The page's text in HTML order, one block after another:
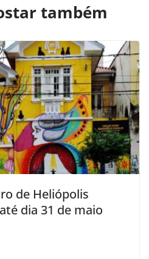
também
de Heliópolis
dia 31 de maio